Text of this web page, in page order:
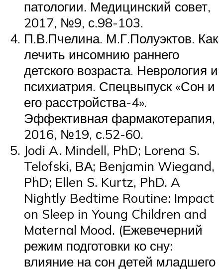
патологии. Медицинский совет,
2017, №9, с.98-103.
П.В.Пчелина. М.Г.Полуэктов. Как
лечить инсомнию раннего
детского возраста. Неврология и
психиатрия. Спецвыпуск «Сон и
его расстройства-4».
Эффективная фармакотерапия,
2016, №19, с.52-60.
Jodi A. Mindell, PhD; Lorena S.
Telofski, BА; Benjamin Wiegand,
PhD; Ellen S. Kurtz, PhD. A
Nightly Bedtime Routine: Impact
on Sleep in Young Children and
Maternal Mood. (Ежевечерний
режим подготовки ко сну:
влияние на сон детей младшего